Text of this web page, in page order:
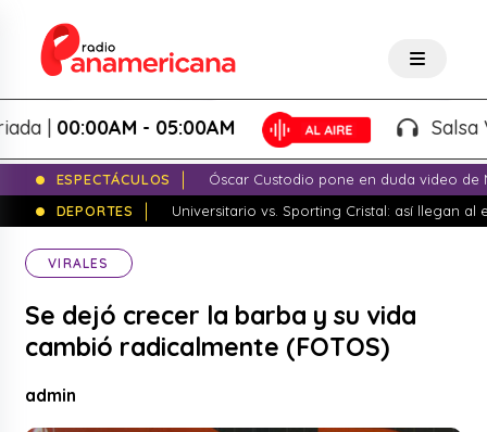
|00:00AM - 05:00AM Salsa
ESPECTÁCULOS
Óscar Custodio pone en duda video de
DEPORTES
Universitario vs. Sporting Cristal: así llegan al
VIRALES
Se dejó crecer la barba y su vida
cambió radicalmente (FOTOS)
admin